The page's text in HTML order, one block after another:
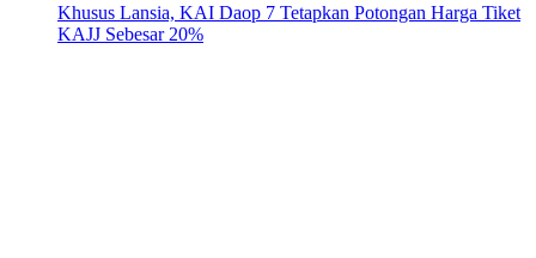
Khusus Lansia, KAI Daop 7 Tetapkan Potongan Harga Tiket
KAJJ Sebesar 20%